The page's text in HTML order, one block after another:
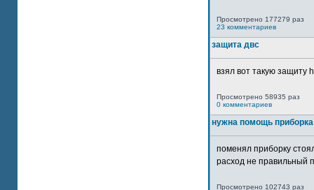
Просмотрено 177279 раз
23 комментариев
защита двс
взял вот такую защиту
Просмотрено 58935 раз
0 комментариев
нужна помощь
поменял приборку
расход не правильный
Просмотрено 102743 раз